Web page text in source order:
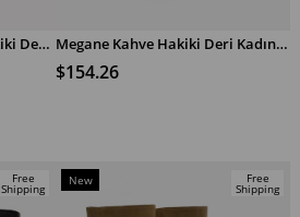
Melodi Acı Kahve Süet Hakiki Deri Topuklu Çizme ADD TO CART Megane Kahve Hakiki Deri Kadın Topuklu Çizme
$154.26
Free
Shipping
New
Free
Shipping